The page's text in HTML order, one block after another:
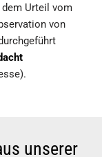
Urteil vom
von